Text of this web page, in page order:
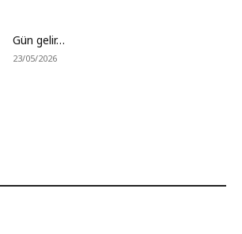
Gün gelir…
23/05/2026